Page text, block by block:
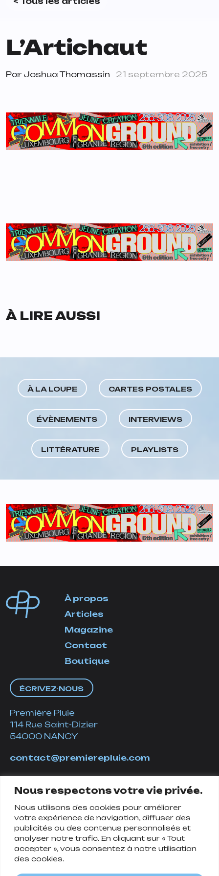
Nous respectons votre vie privée.
Nous utilisons des cookies pour améliorer
votre expérience de navigation, diffuser des
publicités ou des contenus personnalisés et
analyser notre trafic. En cliquant sur « Tout
accepter », vous consentez à notre utilisation
des cookies.
L’Artichaut
Par Joshua Thomassin 21 septembre 2025
À LIRE AUSSI
À LA LOUPE CARTES POSTALES
ÉVÈNEMENTS INTERVIEWS
LITTÉRATURE PLAYLISTS
À propos
Articles
Magazine
Contact
Boutique
ÉCRIVEZ-NOUS
Première Pluie
114 Rue Saint-Dizier
54000 NANCY
contact@premierepluie.com
Suivez-nous